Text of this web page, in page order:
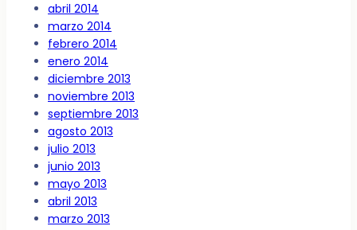
abril 2014
marzo 2014
febrero 2014
enero 2014
diciembre 2013
noviembre 2013
septiembre 2013
agosto 2013
julio 2013
junio 2013
mayo 2013
abril 2013
marzo 2013